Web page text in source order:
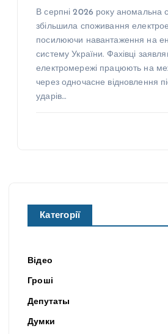
В серпні 2026 року аномальна
збільшила споживання
посилюючи навантаження на
систему України. Фахівці
електромережі працюють на
через одночасне відновлення
ударів…
Категорії
Відео
Гроші
Депутаты
Думки